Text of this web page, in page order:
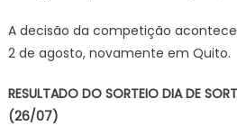
A decisão da competição
2 de agosto, novamente em Quito.
RESULTADO DO SORTEIO DIA DE
(26/07)